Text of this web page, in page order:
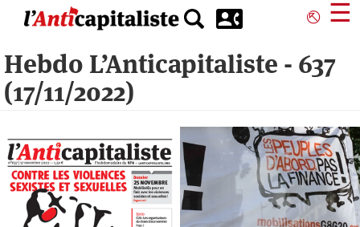
principal
⎋ ☰
Hebdo L’Anticapitaliste - 637
(17/11/2022)